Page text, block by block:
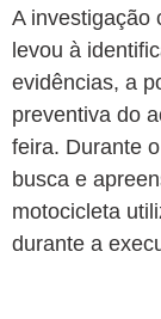
A investigação
levou à
evidências, a
preventiva do
feira. Durante
busca e
motocicleta
durante a